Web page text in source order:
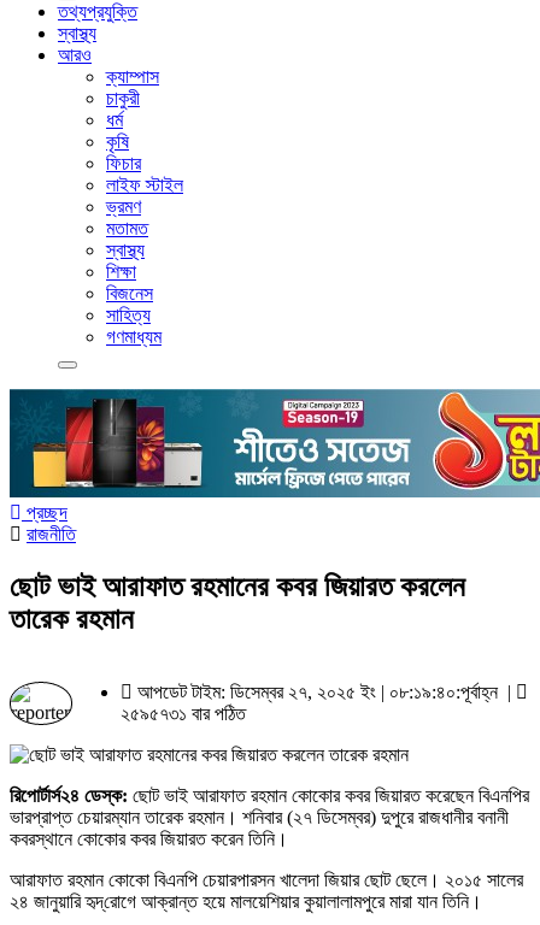
তথ্যপ্রযুক্তি
স্বাস্থ্য
আরও
ক্যাম্পাস
চাকুরী
ধর্ম
কৃষি
ফিচার
লাইফ স্টাইল
ভ্রমণ
মতামত
স্বাস্থ্য
শিক্ষা
বিজনেস
সাহিত্য
গণমাধ্যম
প্রচ্ছদ
রাজনীতি
ছোট ভাই আরাফাত রহমানের কবর জিয়ারত করলেন
তারেক রহমান
আপডেট টাইম: ডিসেম্বর ২৭, ২০২৫ ইং | ০৮:১৯:৪০:পূর্বাহ্ন |
২৫৯৫৭৩১ বার পঠিত
রিপোর্টার্স২৪ ডেস্ক: ছোট ভাই আরাফাত রহমান কোকোর কবর জিয়ারত করেছেন বিএনপির
ভারপ্রাপ্ত চেয়ারম্যান তারেক রহমান। শনিবার (২৭ ডিসেম্বর) দুপুরে রাজধানীর বনানী
কবরস্থানে কোকোর কবর জিয়ারত করেন তিনি।
আরাফাত রহমান কোকো বিএনপি চেয়ারপারসন খালেদা জিয়ার ছোট ছেলে। ২০১৫ সালের
২৪ জানুয়ারি হৃদ্‌রোগে আক্রান্ত হয়ে মালয়েশিয়ার কুয়ালালামপুরে মারা যান তিনি।